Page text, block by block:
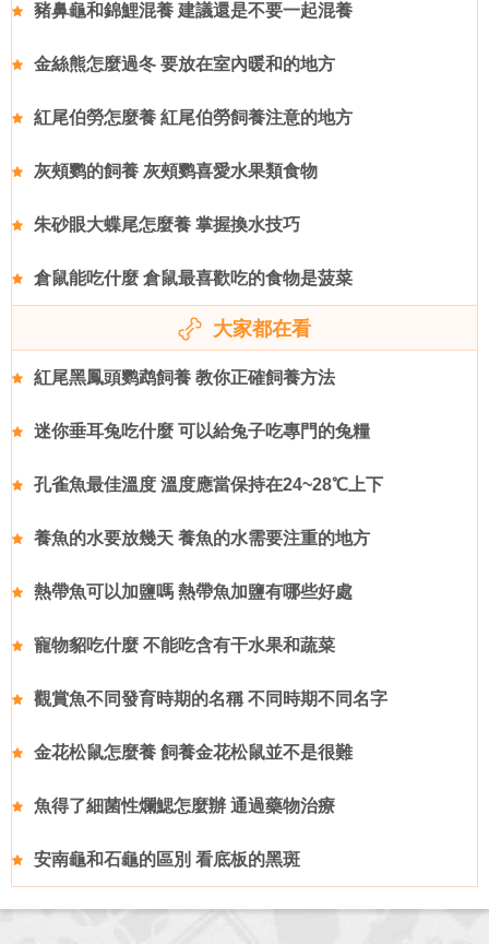
豬鼻龜和錦鯉混養 建議還是不要一起混養
金絲熊怎麼過冬 要放在室內暖和的地方
紅尾伯勞怎麼養 紅尾伯勞飼養注意的地方
灰頰鹦的飼養 灰頰鹦喜愛水果類食物
朱砂眼大蝶尾怎麼養 掌握換水技巧
倉鼠能吃什麼 倉鼠最喜歡吃的食物是菠菜
大家都在看
紅尾黑鳳頭鹦鹉飼養 教你正確飼養方法
迷你垂耳兔吃什麼 可以給兔子吃專門的兔糧
孔雀魚最佳溫度 溫度應當保持在24~28℃上下
養魚的水要放幾天 養魚的水需要注重的地方
熱帶魚可以加鹽嗎 熱帶魚加鹽有哪些好處
寵物貂吃什麼 不能吃含有干水果和蔬菜
觀賞魚不同發育時期的名稱 不同時期不同名字
金花松鼠怎麼養 飼養金花松鼠並不是很難
魚得了細菌性爛鰓怎麼辦 通過藥物治療
安南龜和石龜的區別 看底板的黑斑